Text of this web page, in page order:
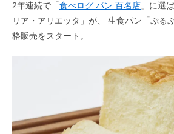
2年連続で「食べログ パン 百名店 」に選
リア・アリエッタ」が、 生食パン「ぷる
格販売をスタート。